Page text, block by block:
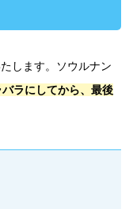
します。ソウルナン
ラにしてから、最後